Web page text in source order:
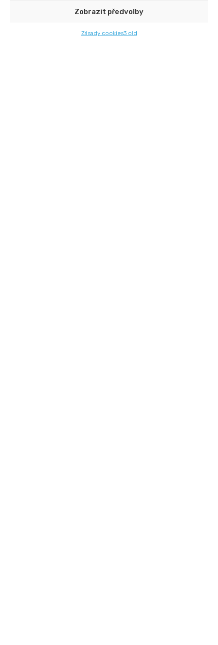
Zobrazit předvolby
Zásady cookies3 old